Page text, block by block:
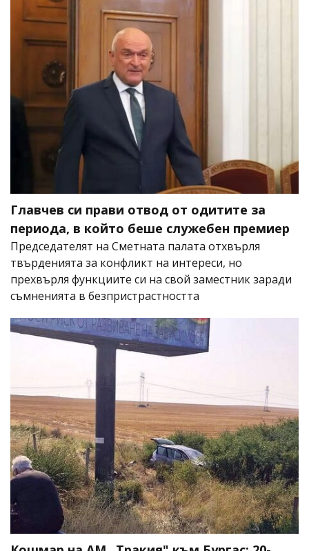
Главчев си прави отвод от одитите за
периода, в който беше служебен премиер
Председателят на Сметната палата отхвърля
твърденията за конфликт на интереси, но
прехвърля функциите си на свой заместник заради
съмненията в безпристрастността